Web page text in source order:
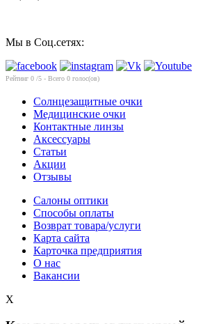
Мы в Соц.сетях:
Рейтинг 0 /5 - Всего 0 голос(ов)
Солнцезащитные очки
Медицинские очки
Контактные линзы
Аксессуары
Статьи
Акции
Отзывы
Салоны оптики
Способы оплаты
Возврат товара/услуги
Карта сайта
Карточка предприятия
О нас
Вакансии
X